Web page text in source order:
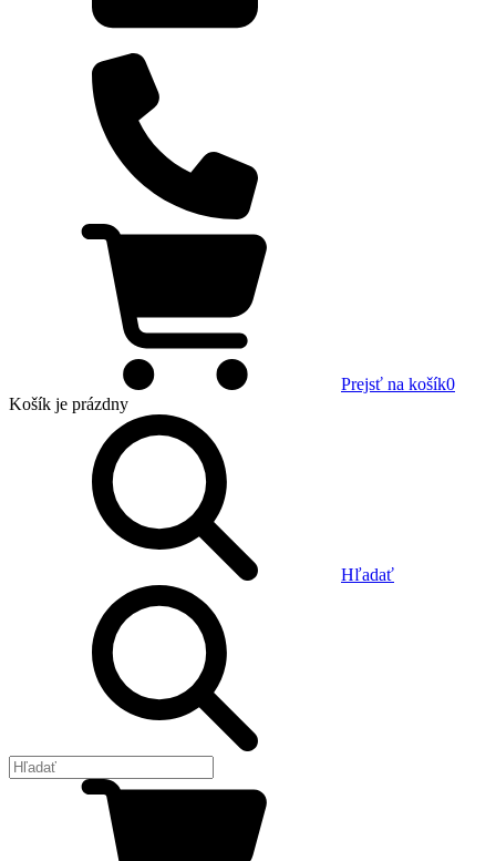
Prejsť na košík0
Košík je prázdny
Hľadať